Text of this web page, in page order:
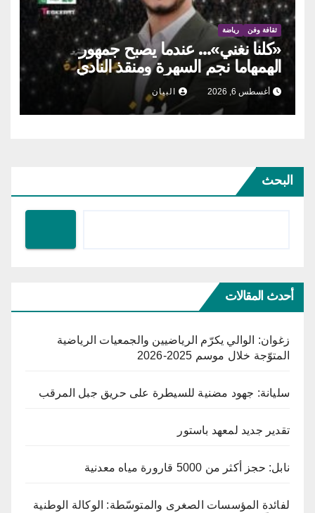
ثقافة وفن رياضة
«كلنا نغني»… عندما يصبح جمهور
الهمهاما نجم السهرة ومنقذ النادي
أغسطس 6, 2026 البيان
البحث
أحدث المقالات
زغوان: الوالي يكرّم الرياضيين والجمعيات الرياضية
المتوّجة خلال موسم 2025-2026
سليانة: جهود مضنية للسيطرة على حريق جبل المرقب
تقدير جديد لمعهد باستور
نابل: حجز أكثر من 5000 قارورة مياه معدنية
لفائدة المؤسسات الصغرى والمتوسّطة: الوكالة الوطنية